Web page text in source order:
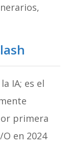
IA; es el
primera
en 2024